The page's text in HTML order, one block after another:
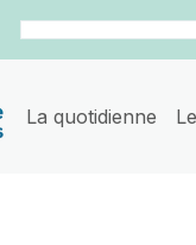
La quotidienne